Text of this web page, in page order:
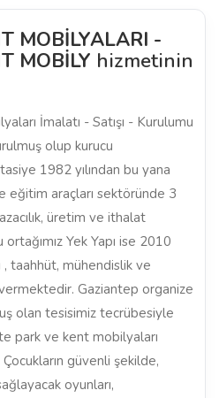
MOBİLYALARI -
MOBİLY hizmetinin
İmalatı - Satışı - Kurulumu
olup kurucu
1982 yılından bu yana
eğitim araçları sektöründe 3
üretim ve ithalat
Yek Yapı ise 2010
, taahhüt, mühendislik ve
Gaziantep organize
olan tesisimiz tecrübesiyle
park ve kent mobilyaları
güvenli şekilde,
oyunları,